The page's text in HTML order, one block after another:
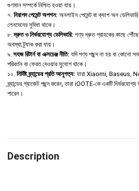
গুণমান সম্পর্কে নিশ্চিত হওয়া যায়।
৭. নিরাপদ পেমেন্ট অপশন: অনলাইন পেমেন্ট বা ক্যাশ অন
লেনদেনের সুবিধা থাকে।
৮.দ্রুত ও নির্ভরযোগ্য ডেলিভারি: পণ্য দ্রুত গ্রাহকের কাছে পৌঁছে
অবস্থা ট্র্যাক করা যায়।
৯. সহজ রিটার্ন বা এক্সচেঞ্জ নীতি: যদি পণ্য পছন্দ না হয় বা কোনো
পরিবর্তন বা ফেরত দেওয়ার সুযোগ থাকে।
১০. নির্দিষ্ট ব্র্যান্ডের প্রতি আনুগত্য: যারা Xiaomi, Baseus,
ব্র্যান্ডের গ্যাজেট পছন্দ করেন, তারা iOOTE-কে একটি নির্ভরযোগ্য
পারেন।
Description